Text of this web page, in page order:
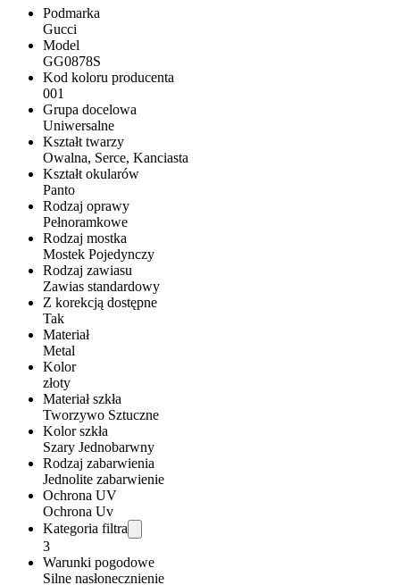
Podmarka
Gucci
Model
GG0878S
Kod koloru producenta
001
Grupa docelowa
Uniwersalne
Kształt twarzy
Owalna, Serce, Kanciasta
Kształt okularów
Panto
Rodzaj oprawy
Pełnoramkowe
Rodzaj mostka
Mostek Pojedynczy
Rodzaj zawiasu
Zawias standardowy
Z korekcją dostępne
Tak
Materiał
Metal
Kolor
złoty
Materiał szkła
Tworzywo Sztuczne
Kolor szkła
Szary Jednobarwny
Rodzaj zabarwienia
Jednolite zabarwienie
Ochrona UV
Ochrona Uv
Kategoria filtra
3
Warunki pogodowe
Silne nasłonecznienie